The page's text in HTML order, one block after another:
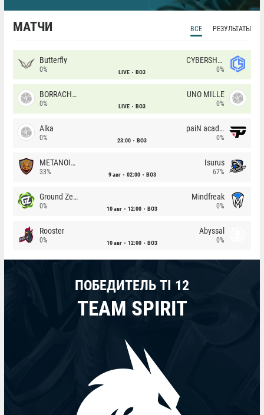
МАТЧИ ВСЕ РЕЗУЛЬТАТЫ
Butterfly
0% LIVE BO3
CYBERSHOKE
0%
BORRACHEIROS
0% LIVE BO3
UNO MILLE
0%
Alka
0% 23:00 BO3
paiN academy
0%
METANOIA Wolves
33% 9 авг 02:00 BO3
Isurus
67%
Ground Zero
0% 10 авг 12:00 BO3
Mindfreak
0%
Rooster
0% 10 авг 12:00 BO3
Abyssal
0%
ПОБЕДИТЕЛЬ TI 12
TEAM SPIRIT